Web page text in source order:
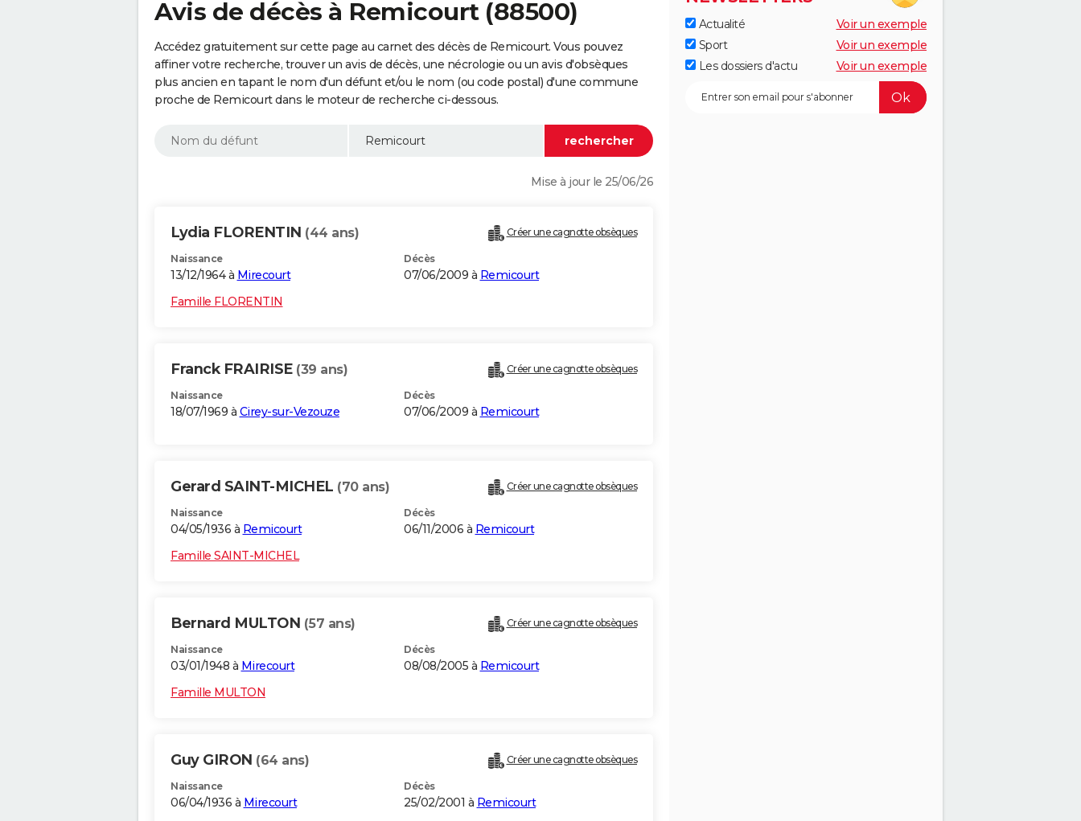
Avis de décès à Remicourt (88500)
Accédez gratuitement sur cette page au carnet des décès de Remicourt. Vous pouvez
affiner votre recherche, trouver un avis de décès, une nécrologie ou un avis d'obsèques
plus ancien en tapant le nom d'un défunt et/ou le nom (ou code postal) d'une commune
proche de Remicourt dans le moteur de recherche ci-dessous.
Mise à jour le 25/06/26
Lydia FLORENTIN (44 ans) Créer une cagnotte obsèques
Naissance
13/12/1964 à Mirecourt
Décès
07/06/2009 à Remicourt
Famille FLORENTIN
Franck FRAIRISE (39 ans) Créer une cagnotte obsèques
Naissance
18/07/1969 à Cirey-sur-Vezouze
Décès
07/06/2009 à Remicourt
Gerard SAINT-MICHEL (70 ans) Créer une cagnotte obsèques
Naissance
04/05/1936 à Remicourt
Décès
06/11/2006 à Remicourt
Famille SAINT-MICHEL
Bernard MULTON (57 ans) Créer une cagnotte obsèques
Naissance
03/01/1948 à Mirecourt
Décès
08/08/2005 à Remicourt
Famille MULTON
Guy GIRON (64 ans) Créer une cagnotte obsèques
Naissance
06/04/1936 à Mirecourt
Décès
25/02/2001 à Remicourt
Actualité
Voir un exemple
Sport
Voir un exemple
Les dossiers d'actu
Voir un exemple